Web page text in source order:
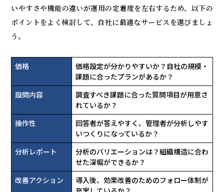
いやすさや機能の違いが運用の定着度を左右するため、以下の
ポイントをよく検討して、自社に最適なサービスを選びましょ
う。
価格
価格設定が分かりやすいか？自社の規模・
課題に合ったプランがあるか？
設問内容
調査すべき課題に合った質問項目が用意さ
れているか？
操作性
回答者が答えやすく、管理者が分析しやす
いつくりになっているか？
分析レポート
分析のバリエーションは？組織構造に合わ
せた深堀ができるか？
改善アクション
導入後、効果改善のためのフォロー体制が